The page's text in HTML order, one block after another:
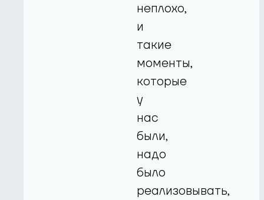
неплохо,
и
такие
моменты,
которые
у
нас
были,
надо
было
реализовывать,